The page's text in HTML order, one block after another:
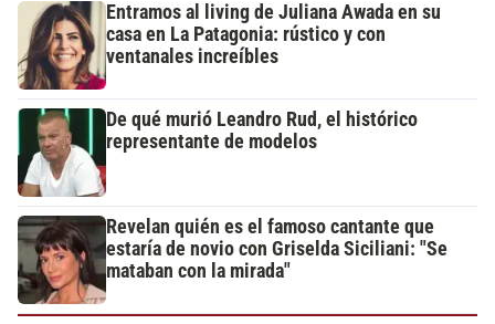
Entramos al living de Juliana Awada en su
casa en La Patagonia: rústico y con
ventanales increíbles
De qué murió Leandro Rud, el histórico
representante de modelos
Revelan quién es el famoso cantante que
estaría de novio con Griselda Siciliani: "Se
mataban con la mirada"